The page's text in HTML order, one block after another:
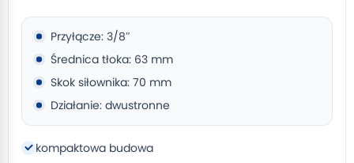
Przyłącze: 3/8″
Średnica tłoka: 63 mm
Skok siłownika: 70 mm
Działanie: dwustronne
kompaktowa budowa